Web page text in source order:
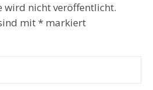
wird nicht veröffentlicht.
mit* markiert